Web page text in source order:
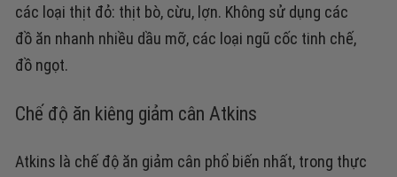
các loại thịt đỏ: thịt bò, cừu, lợn. Không sử dụng các
đồ ăn nhanh nhiều dầu mỡ, các loại ngũ cốc tinh chế,
đồ ngọt.
Chế độ ăn kiêng giảm cân Atkins
Atkins là chế độ ăn giảm cân phổ biến nhất, trong thực